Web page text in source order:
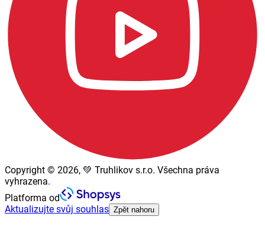
Copyright © 2026, 💚 Truhlikov s.r.o. Všechna práva
vyhrazena.
Platforma od
Aktualizujte svůj souhlas Zpět nahoru